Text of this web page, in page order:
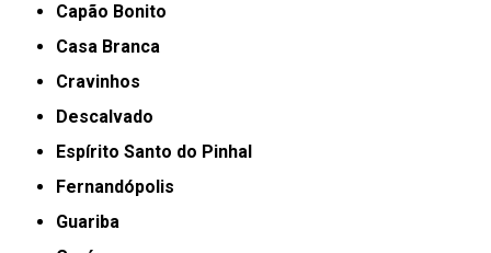
Capão Bonito
Casa Branca
Cravinhos
Descalvado
Espírito Santo do Pinhal
Fernandópolis
Guariba